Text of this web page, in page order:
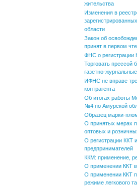
жительства
Изменения в
области
Закон об
принят в первом
ФНС о регистрации
Торговать прессой
газетно-
ИФНС не вправе
контрагента
Об итогах работы
№4 по Амурской
Образец марки-
О принятых мерах
оптовых и
О регистрации ККТ
предпринимателей
ККМ: применение,
О применении ККТ
О применении ККТ
режиме легкового